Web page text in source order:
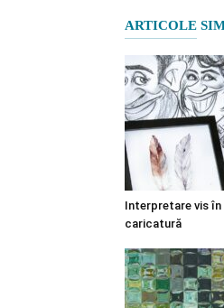
ARTICOLE
Interpretare vis în
caricatură